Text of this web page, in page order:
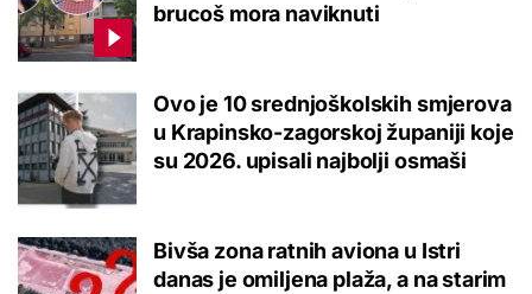
brucoš mora naviknuti
Ovo je 10 srednjoškolskih smjerova
u Krapinsko-zagorskoj županiji koje
su 2026. upisali najbolji osmaši
Bivša zona ratnih aviona u Istri
danas je omiljena plaža, a na starim